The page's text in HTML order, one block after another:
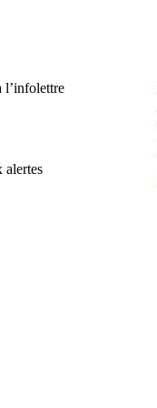
l’infolettre
alertes